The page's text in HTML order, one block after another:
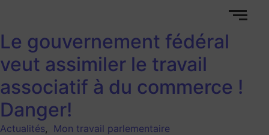
Le gouvernement fédéral
veut assimiler le travail
associatif à du commerce !
Danger!
Actualités, Mon travail parlementaire